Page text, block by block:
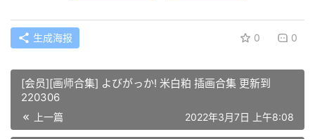
生成海报 0 0
[会员][画师合集] よびがっか! 米白粕 插画合集 更新到
220306
上一篇 2022年3月7日 上午8:08